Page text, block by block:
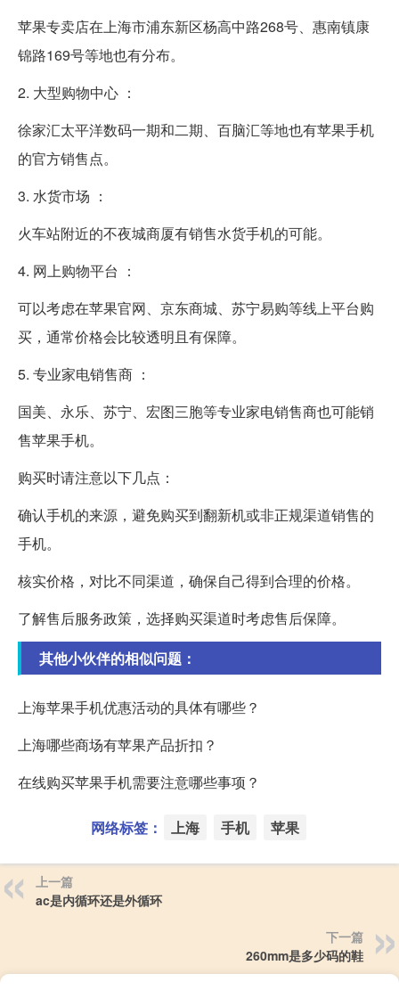
苹果专卖店在上海市浦东新区杨高中路268号、惠南镇康
锦路169号等地也有分布。
2. 大型购物中心 ：
徐家汇太平洋数码一期和二期、百脑汇等地也有苹果手机
的官方销售点。
3. 水货市场 ：
火车站附近的不夜城商厦有销售水货手机的可能。
4. 网上购物平台 ：
可以考虑在苹果官网、京东商城、苏宁易购等线上平台购
买，通常价格会比较透明且有保障。
5. 专业家电销售商 ：
国美、永乐、苏宁、宏图三胞等专业家电销售商也可能销
售苹果手机。
购买时请注意以下几点：
确认手机的来源，避免购买到翻新机或非正规渠道销售的
手机。
核实价格，对比不同渠道，确保自己得到合理的价格。
了解售后服务政策，选择购买渠道时考虑售后保障。
其他小伙伴的相似问题：
上海苹果手机优惠活动的具体有哪些？
上海哪些商场有苹果产品折扣？
在线购买苹果手机需要注意哪些事项？
网络标签： 上海 手机 苹果
上一篇
ac是内循环还是外循环
下一篇
260mm是多少码的鞋